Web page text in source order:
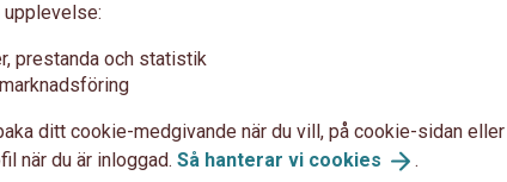
och utveckla sin
arbetsplatser görs det utifrån
dels på externa bedömningar av
bland medarbetare och
sin arbetsgivare.
prestanda och statistik
ditt cookie-medgivande när du vill, på cookie-sidan eller
när du är inloggad. Så hanterar vi cookies .